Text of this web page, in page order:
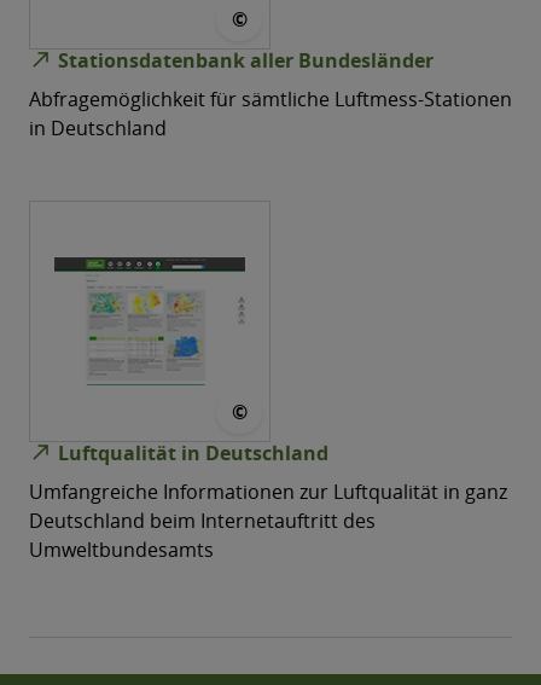
©
north_east Stationsdatenbank aller Bundesländer
Abfragemöglichkeit für sämtliche Luftmess-Stationen
in Deutschland
©
north_east Luftqualität in Deutschland
Umfangreiche Informationen zur Luftqualität in ganz
Deutschland beim Internetauftritt des
Umweltbundesamts